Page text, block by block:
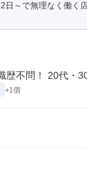
日～で無理なく働く
歴不問！ 20代・
+1個